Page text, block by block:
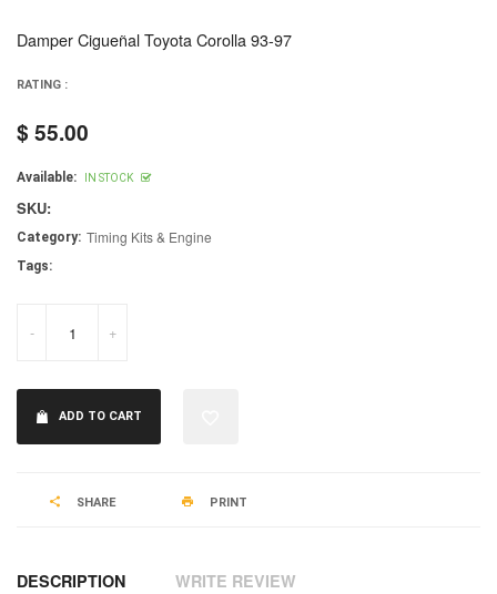
Damper Cigueñal Toyota Corolla 93-97
RATING :
Regular
price
$ 55.00
Available: IN STOCK
SKU:
Category: Timing Kits & Engine
Tags:
- +
ADD TO CART
SHARE PRINT
DESCRIPTION WRITE REVIEW